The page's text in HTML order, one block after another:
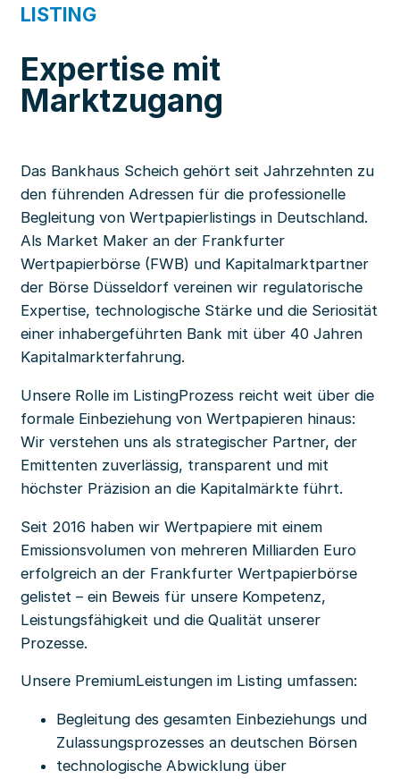
LISTING
Expertise mit
Marktzugang
Das Bankhaus Scheich gehört seit Jahrzehnten zu
den führenden Adressen für die professionelle
Begleitung von Wertpapierlistings in Deutschland.
Als Market Maker an der Frankfurter
Wertpapierbörse (FWB) und Kapitalmarktpartner
der Börse Düsseldorf vereinen wir regulatorische
Expertise, technologische Stärke und die Seriosität
einer inhabergeführten Bank mit über 40 Jahren
Kapitalmarkterfahrung.
Unsere Rolle im ListingProzess reicht weit über die
formale Einbeziehung von Wertpapieren hinaus:
Wir verstehen uns als strategischer Partner, der
Emittenten zuverlässig, transparent und mit
höchster Präzision an die Kapitalmärkte führt.
Seit 2016 haben wir Wertpapiere mit einem
Emissionsvolumen von mehreren Milliarden Euro
erfolgreich an der Frankfurter Wertpapierbörse
gelistet – ein Beweis für unsere Kompetenz,
Leistungsfähigkeit und die Qualität unserer
Prozesse.
Unsere PremiumLeistungen im Listing umfassen:
Begleitung des gesamten Einbeziehungs und
Zulassungsprozesses an deutschen Börsen
technologische Abwicklung über